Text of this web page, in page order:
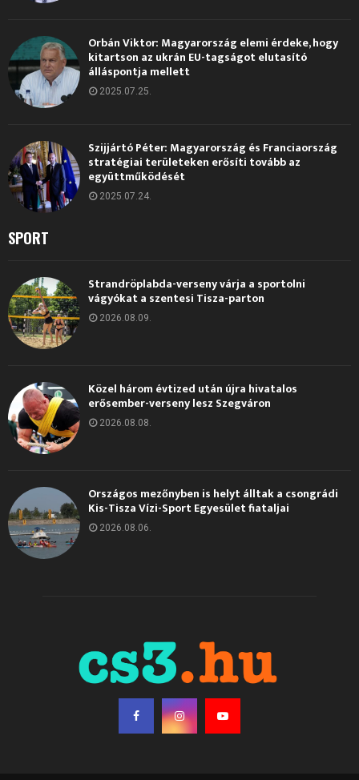
Orbán Viktor: Magyarország elemi érdeke, hogy
kitartson az ukrán EU-tagságot elutasító
álláspontja mellett
2025.07.25.
Szijjártó Péter: Magyarország és Franciaország
stratégiai területeken erősíti tovább az
együttműködését
2025.07.24.
SPORT
Strandröplabda-verseny várja a sportolni
vágyókat a szentesi Tisza-parton
2026.08.09.
Közel három évtized után újra hivatalos
erősember-verseny lesz Szegváron
2026.08.08.
Országos mezőnyben is helyt álltak a csongrádi
Kis-Tisza Vízi-Sport Egyesület fiataljai
2026.08.06.